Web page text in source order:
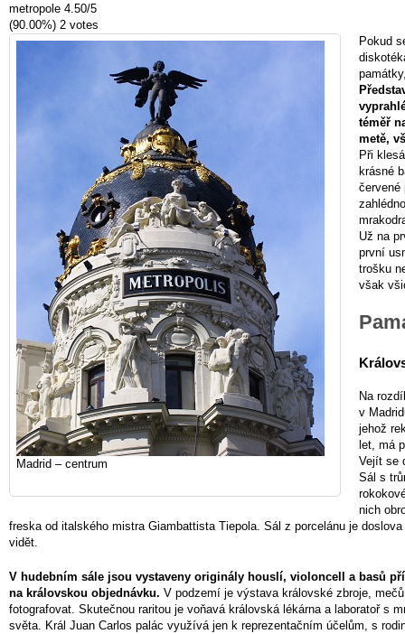
metropole 4.50/5
(90.00%) 2 votes
Madrid – centrum
Pokud
téměř
metě,
Při
krásné
červené
Už na
první
trošku
však
Na
v
jehož
let, má
Vejít se
Sál s
nich
freska od italského mistra Giambattista Tiepola. Sál z porcelánu je
vidět.
V hudebním sále jsou vystaveny originály houslí, violoncell a basů
na královskou objednávku. V podzemí je výstava královské zbroje,
fotografovat. Skutečnou raritou je voňavá královská lékárna a laboratoř s
světa. Král Juan Carlos palác využívá jen k reprezentačním účelům, s